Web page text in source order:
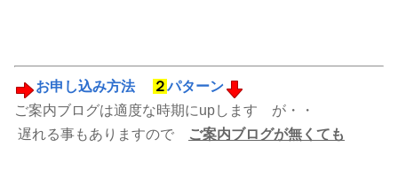
お申し込み方法 ２パターン
ご案内ブログは適度な時期にupします が・・
遅れる事もありますので
ご案内ブログが無くても